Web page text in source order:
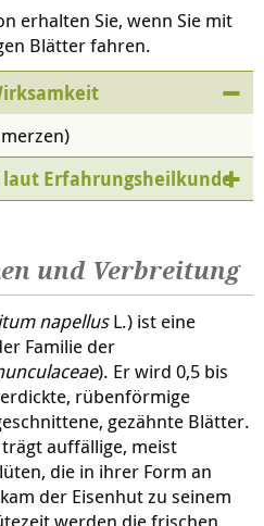
erhalten Sie, wenn Sie mit
Blätter fahren.
Erfahrungsheilkunde
und Verbreitung
napellusL.) ist eine
Familie der
). Er wird 0,5 bis
rübenförmige
gezähnte Blätter.
auffällige, meist
die in ihrer Form an
der Eisenhut zu seinem